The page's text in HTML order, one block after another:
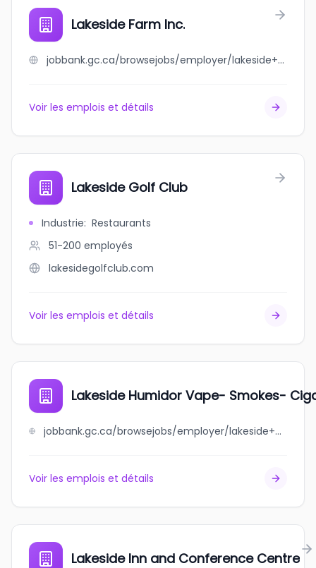
Lakeside Farm Inc.
jobbank.gc.ca/browsejobs/employer/lakeside+farm+inc./ca
Voir les emplois et détails
Lakeside Golf Club
Industrie: Restaurants
51-200 employés
lakesidegolfclub.com
Voir les emplois et détails
Lakeside Humidor Vape- Smokes-
jobbank.gc.ca/browsejobs/employer/lakeside+humidor+vape-+smokes-+cigars/ca
Voir les emplois et détails
Lakeside Inn and Conference Centre